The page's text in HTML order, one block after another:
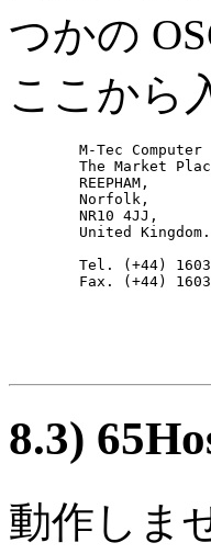
つかの
ここから
M-Tec Computer
The Market
        REEPHAM,
        Norfolk,
        NR10 4JJ,
        United Kingdom.
Tel. (+44)
8.3)
動作しま